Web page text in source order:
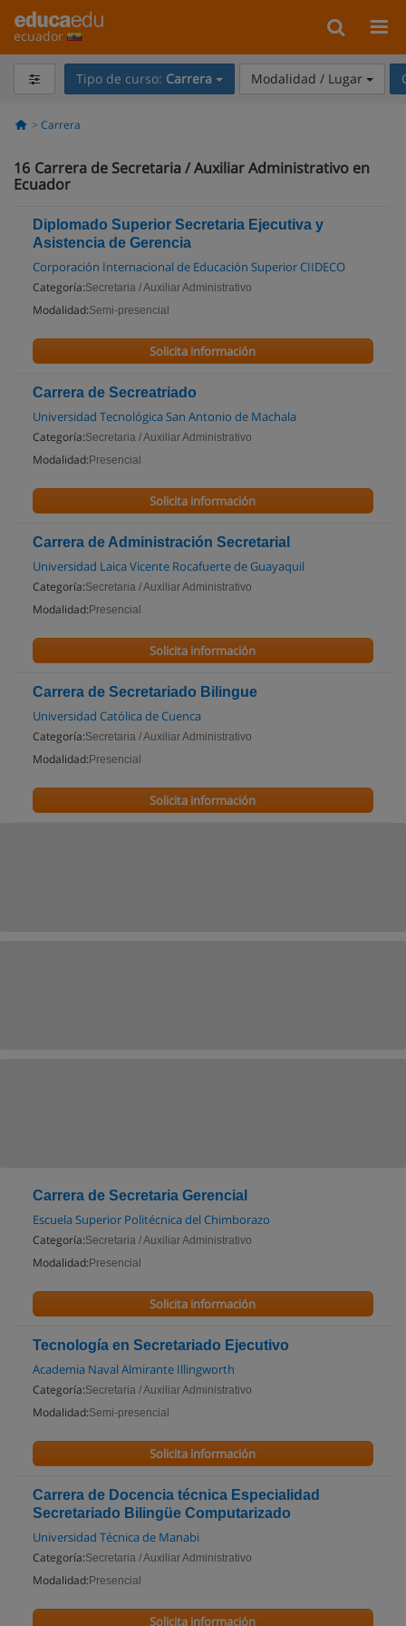
ecuador
Tipo de curso: Carrera Modalidad / Lugar
Carrera
16 Carrera de Secretaria / Auxiliar Administrativo en
Ecuador
Diplomado Superior Secretaria Ejecutiva y
Asistencia de Gerencia
Corporación Internacional de Educación Superior CIIDECO
Categoría:Secretaria / Auxiliar Administrativo
Modalidad:Semi-presencial
Solicita información
Carrera de Secreatriado
Universidad Tecnológica San Antonio de Machala
Categoría:Secretaria / Auxiliar Administrativo
Modalidad: Presencial
Solicita información
Carrera de Administración Secretarial
Universidad Laica Vicente Rocafuerte de Guayaquil
Categoría:Secretaria / Auxiliar Administrativo
Modalidad: Presencial
Solicita información
Carrera de Secretariado Bilingue
Universidad Católica de Cuenca
Categoría:Secretaria / Auxiliar Administrativo
Modalidad: Presencial
Solicita información
Carrera de Secretaria Gerencial
Escuela Superior Politécnica del Chimborazo
Categoría:Secretaria / Auxiliar Administrativo
Modalidad: Presencial
Solicita información
Tecnología en Secretariado Ejecutivo
Academia Naval Almirante Illingworth
Categoría:Secretaria / Auxiliar Administrativo
Modalidad:Semi-presencial
Solicita información
Carrera de Docencia técnica Especialidad
Secretariado Bilingüe Computarizado
Universidad Técnica de Manabi
Categoría:Secretaria / Auxiliar Administrativo
Modalidad: Presencial
Solicita información